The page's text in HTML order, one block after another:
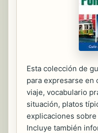
Esta colección de
para expresarse en
viaje, vocabulario
situación, platos
explicaciones
Incluye también